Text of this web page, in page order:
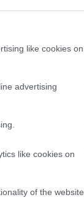
like cookies on
advertising
like cookies on
of the website
Doris